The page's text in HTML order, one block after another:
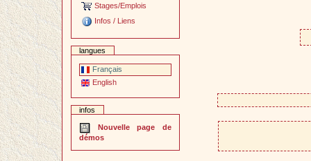
Stages/Emplois
Infos / Liens
langues
Français
English
infos
Nouvelle page de
démos